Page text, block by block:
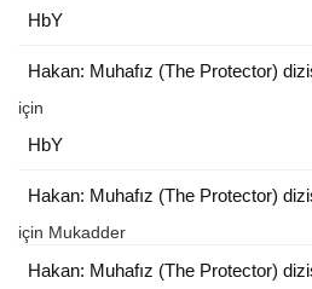
HbY
Hakan: Muhafız (The Protector)
için
HbY
Hakan: Muhafız (The Protector)
için Mukadder
Hakan: Muhafız (The Protector)